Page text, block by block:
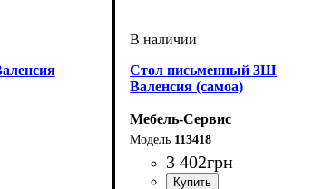
Стол письменный 3Ш
Валенсия (самоа)
Мебель-Сервис
113418
3 402грн